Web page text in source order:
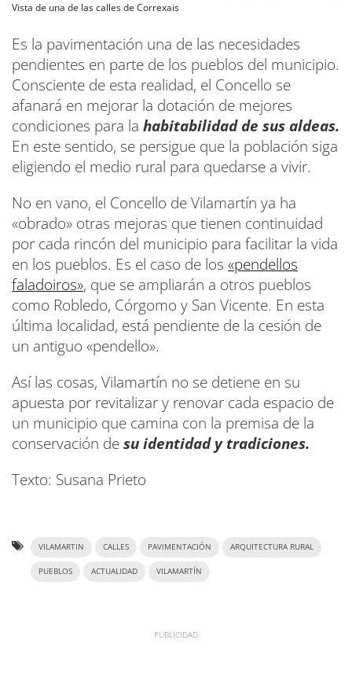
Vista de una de las calles de Correxais
Es la pavimentación una de las necesidades
pendientes en parte de los pueblos del municipio.
Consciente de esta realidad, el Concello se
afanará en mejorar la dotación de mejores
condiciones para la habitabilidad de sus aldeas.
En este sentido, se persigue que la población siga
eligiendo el medio rural para quedarse a vivir.
No en vano, el Concello de Vilamartín ya ha
«obrado» otras mejoras que tienen continuidad
por cada rincón del municipio para facilitar la vida
en los pueblos. Es el caso de los «pendellos
faladoiros», que se ampliarán a otros pueblos
como Robledo, Córgomo y San Vicente. En esta
última localidad, está pendiente de la cesión de
un antiguo «pendello».
Así las cosas, Vilamartín no se detiene en su
apuesta por revitalizar y renovar cada espacio de
un municipio que camina con la premisa de la
conservación desu identidad y tradiciones.
Texto: Susana Prieto
VILAMARTIN CALLES PAVIMENTACIÓN ARQUITECTURA RURAL
PUEBLOS ACTUALIDAD VILAMARTÍN